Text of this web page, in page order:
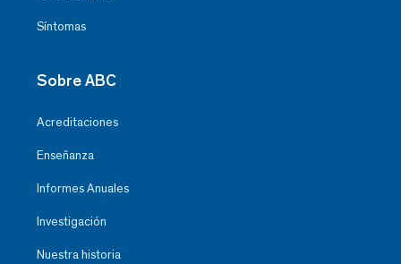
Síntomas
Sobre ABC
Acreditaciones
Enseñanza
Informes Anuales
Investigación
Nuestra historia